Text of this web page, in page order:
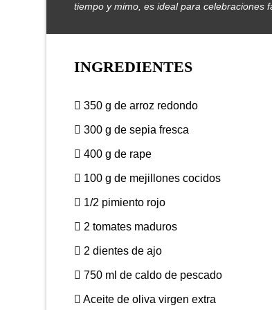
tiempo y mimo, es ideal para celebraciones
INGREDIENTES
350 g de arroz redondo
300 g de sepia fresca
400 g de rape
100 g de mejillones cocidos
1/2 pimiento rojo
2 tomates maduros
2 dientes de ajo
750 ml de caldo de pescado
Aceite de oliva virgen extra